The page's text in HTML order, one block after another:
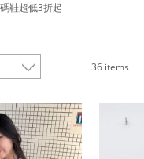
鞋超低3折起
36 items